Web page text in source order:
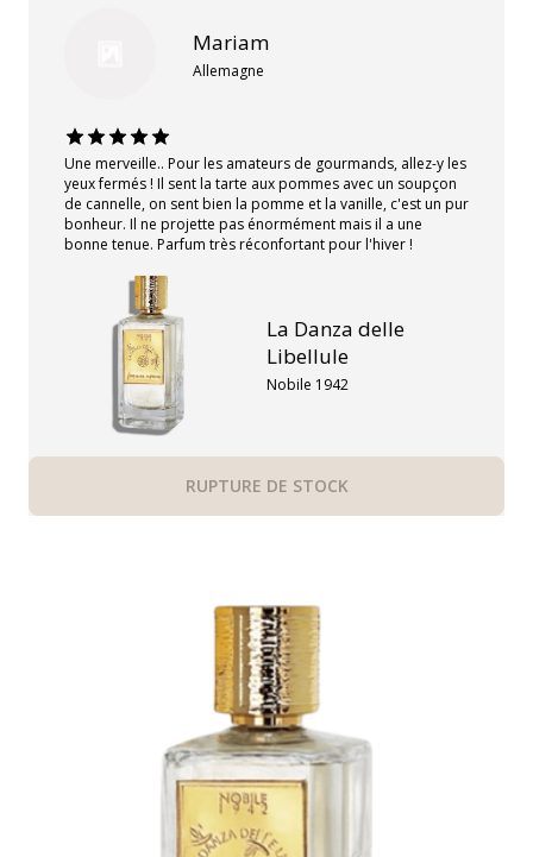
Mariam
Allemagne
Une merveille.. Pour les amateurs de gourmands, allez-y les
yeux fermés ! Il sent la tarte aux pommes avec un soupçon
de cannelle, on sent bien la pomme et la vanille, c'est un pur
bonheur. Il ne projette pas énormément mais il a une
bonne tenue. Parfum très réconfortant pour l'hiver !
La Danza delle
Libellule
Nobile 1942
RUPTURE DE STOCK